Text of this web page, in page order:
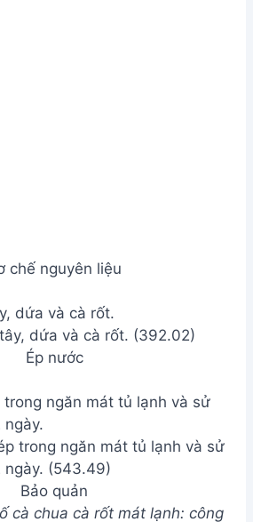
ngăn mát tủ lạnh và sử
ngày.
cà chua cà rốt mát lạnh: công
cân
có thể sử dụng nước ép cần
nên uống quá nhiều một lúc